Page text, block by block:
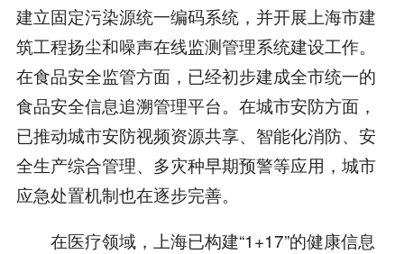
建立固定污染源统一编码系统，并开展上海市建
筑工程扬尘和噪声在线监测管理系统建设工作。
在食品安全监管方面，已经初步建成全市统一的
食品安全信息追溯管理平台。在城市安防方面，
已推动城市安防视频资源共享、智能化消防、安
全生产综合管理、多灾种早期预警等应用，城市
应急处置机制也在逐步完善。
在医疗领域，上海已构建“1+17”的健康信息